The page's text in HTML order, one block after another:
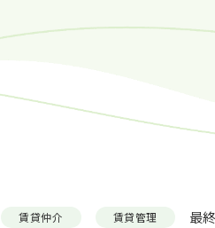
賃貸仲介 賃貸管理 最